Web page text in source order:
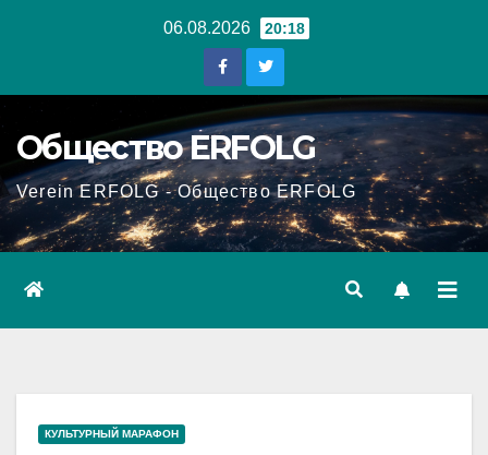
06.08.2026 20:18
Общество ERFOLG
Verein ERFOLG - Общество ERFOLG
КУЛЬТУРНЫЙ МАРАФОН